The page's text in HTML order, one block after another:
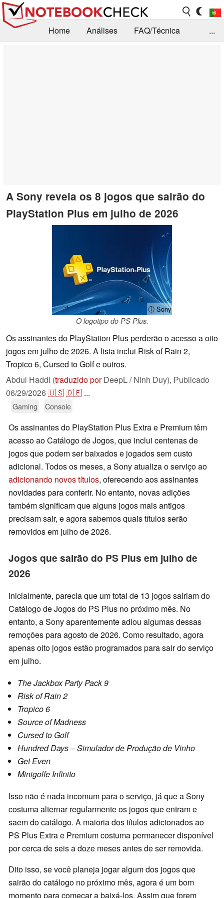
Home Análises
FAQ/Técnica
...
A Sony revela os 8 jogos que sairão do
PlayStation Plus em julho de 2026
ⓘ Sony
O logotipo do PS Plus.
Os assinantes do PlayStation Plus perderão o acesso a oito
jogos em julho de 2026. A lista inclui Risk of Rain 2,
Tropico 6, Cursed to Golf e outros.
Abdul Haddi (traduzido porDeepL / Ninh Duy), Publicado
06/29/2026🇺🇸🇩🇪 ...
Gaming Console
Os assinantes do PlayStation Plus Extra e Premium têm
acesso ao Catálogo de Jogos, que inclui centenas de
jogos que podem ser baixados e jogados sem custo
adicional. Todos os meses, a Sony atualiza o serviço ao
adicionando novos títulos, oferecendo aos assinantes
novidades para conferir. No entanto, novas adições
também significam que alguns jogos mais antigos
precisam sair, e agora sabemos quais títulos serão
removidos em julho de 2026.
Jogos que sairão do PS Plus em julho de
2026
Inicialmente, parecia que um total de 13 jogos sairiam do
Catálogo de Jogos do PS Plus no próximo mês. No
entanto, a Sony aparentemente adiou algumas dessas
remoções para agosto de 2026. Como resultado, agora
apenas oito jogos estão programados para sair do serviço
em julho.
The Jackbox Party Pack 9
Risk of Rain 2
Tropico 6
Source of Madness
Cursed to Golf
Hundred Days – Simulador de Produção de Vinho
Get Even
Minigolfe Infinito
Isso não é nada incomum para o serviço, já que a Sony
costuma alternar regularmente os jogos que entram e
saem do catálogo. A maioria dos títulos adicionados ao
PS Plus Extra e Premium costuma permanecer disponível
por cerca de seis a doze meses antes de ser removida.
Dito isso, se você planeja jogar algum dos jogos que
sairão do catálogo no próximo mês, agora é um bom
momento para começar a baixá-los. Assim que forem